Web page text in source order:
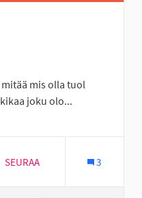
mis olla tuol
joku olo...
Seinäjoki
28 SEURAAJAA
SEURAA 3